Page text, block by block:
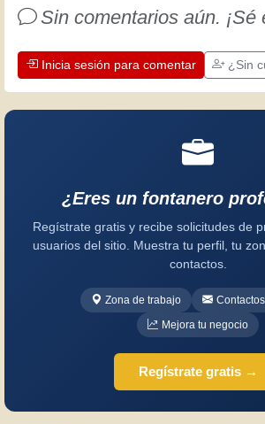
¡Diviértete!
Sin comentarios aún. ¡Sé
Inicia sesión para comentar ¿Sin
¿Eres un fontanero
Regístrate gratis y recibe solicitudes de
usuarios del sitio. Muestra tu perfil, tu
contactos.
Zona de trabajo
Mejora tu negocio
Regístrate gratis →